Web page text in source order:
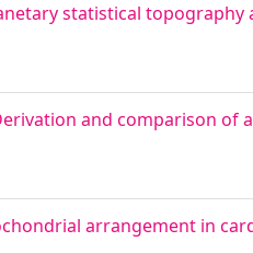
statistical topography
and comparison of
arrangement in